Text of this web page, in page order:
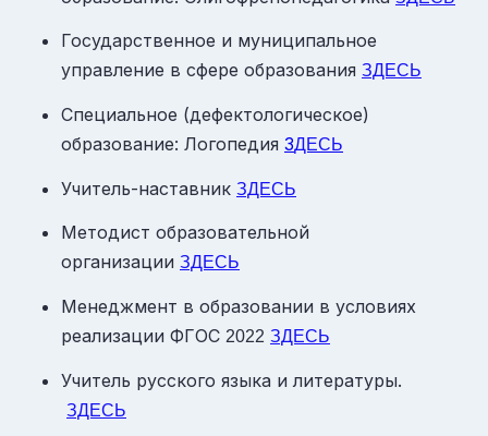
Государственное и муниципальное
управление в сфере образования ЗДЕСЬ
Специальное (дефектологическое)
образование: Логопедия ЗДЕСЬ
Учитель-наставник ЗДЕСЬ
Методист образовательной
организации ЗДЕСЬ
Менеджмент в образовании в условиях
реализации ФГОС 2022 ЗДЕСЬ
Учитель русского языка и литературы.
ЗДЕСЬ